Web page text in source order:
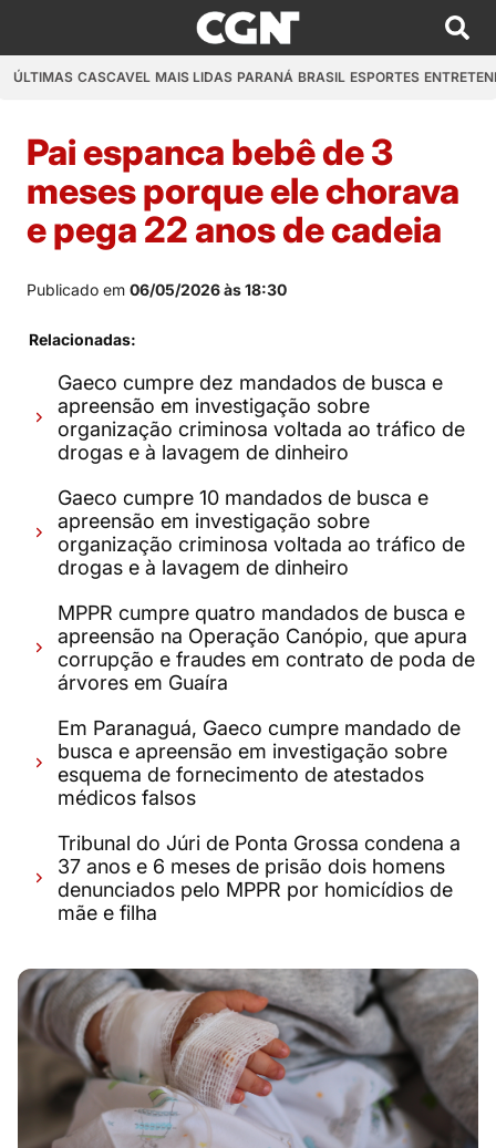
ÚLTIMAS CASCAVEL MAIS LIDAS PARANÁ BRASIL ESPORTES
Pai espanca bebê de 3
meses porque ele chorava
e pega 22 anos de cadeia
Publicado em 06/05/2026 às 18:30
Relacionadas:
Gaeco cumpre dez mandados de busca e
apreensão em investigação sobre
organização criminosa voltada ao tráfico de
drogas e à lavagem de dinheiro
Gaeco cumpre 10 mandados de busca e
apreensão em investigação sobre
organização criminosa voltada ao tráfico de
drogas e à lavagem de dinheiro
MPPR cumpre quatro mandados de busca e
apreensão na Operação Canópio, que apura
corrupção e fraudes em contrato de poda de
árvores em Guaíra
Em Paranaguá, Gaeco cumpre mandado de
busca e apreensão em investigação sobre
esquema de fornecimento de atestados
médicos falsos
Tribunal do Júri de Ponta Grossa condena a
37 anos e 6 meses de prisão dois homens
denunciados pelo MPPR por homicídios de
mãe e filha